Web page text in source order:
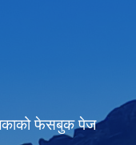
फेसबुक पेज